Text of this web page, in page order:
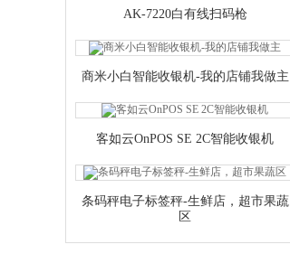
AK-7220白有线扫码枪
商米小白智能收银机-我的店铺我做主
客如云OnPOS SE 2C智能收银机
条码秤电子标签秤-生鲜店，超市果蔬
区